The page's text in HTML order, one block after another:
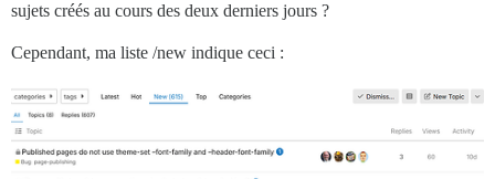
sujets créés au cours des deux derniers jours ?
Cependant, ma liste /new indique ceci :